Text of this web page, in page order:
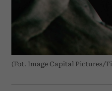
(Fot. Image Capital Pictures/